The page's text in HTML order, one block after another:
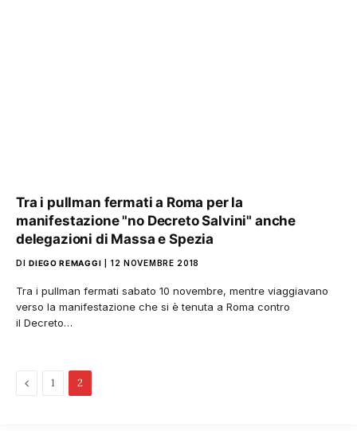
Tra i pullman fermati a Roma per la
manifestazione "no Decreto Salvini" anche
delegazioni di Massa e Spezia
DI DIEGO REMAGGI 12 NOVEMBRE 2018
Tra i pullman fermati sabato 10 novembre, mentre viaggiavano
verso la manifestazione che si è tenuta a Roma contro
il Decreto…
Pagina
1 2